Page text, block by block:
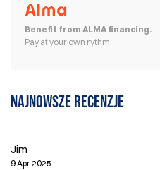
Benefit from ALMA financing.
Pay at your own rythm.
Najnowsze recenzje
Jim
9 Apr 2025